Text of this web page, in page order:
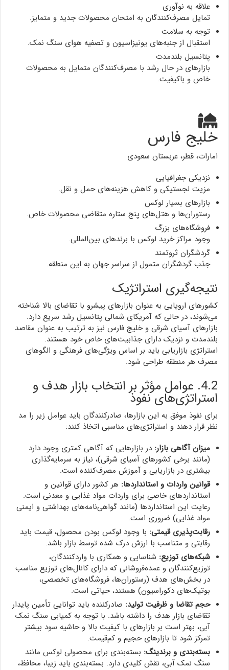
علاقه به نوآوری
تمایل مصرف‌کنندگان به امتحان محصولات جدید و متمایز.
توجه به سلامت
استقبال از جنبه‌های یونیزاسیون و تصفیه هوای سنگ نمک.
پتانسیل بلندمدت
بازارهای در حال رشد با مصرف‌کنندگان متمایل به محصولات
خاص و باکیفیت.
خلیج فارس
امارات، قطر، عربستان سعودی
نزدیکی جغرافیایی
مزیت لجستیکی و کاهش هزینه‌های حمل و نقل.
بازارهای بسیار لوکس
رستوران‌ها و هتل‌های پنج ستاره متقاضی محصولات خاص.
فروشگاه‌های بزرگ
وجود مراکز خرید لوکس با برندهای بین‌المللی.
گردشگران ثروتمند
جذب گردشگران متمول از سراسر جهان به این منطقه.
نتیجه‌گیری استراتژیک
کشورهای اروپایی به عنوان بازارهای پیشرو با تقاضای بالا شناخته
می‌شوند، در حالی که آمریکای شمالی پتانسیل رشد سریع دارد.
بازارهای آسیای شرقی و خلیج فارس نیز به ترتیب به عنوان مقاصد
بلندمدت و نزدیک دارای جذابیت‌های خاص خود هستند.
استراتژی بازاریابی باید بر اساس ویژگی‌های فرهنگی و الگوهای
مصرف هر منطقه طراحی شود.
4.2. عوامل مؤثر بر انتخاب بازار هدف و
استراتژی‌های نفوذ
برای نفوذ موفق به این بازارها، صادرکنندگان باید عوامل زیر را مد
نظر قرار دهند و استراتژی‌های مناسبی اتخاذ کنند:
میزان آگاهی بازار: در بازارهایی که آگاهی کمتری وجود دارد
(مانند برخی کشورهای آسیای شرقی)، نیاز به سرمایه‌گذاری
بیشتری در بازاریابی و آموزش مصرف‌کننده است.
قوانین واردات و استانداردها: هر کشور دارای قوانین و
استانداردهای خاصی برای واردات مواد غذایی و معدنی است.
رعایت این استانداردها (مانند گواهی‌نامه‌های بهداشتی و ایمنی
مواد غذایی) ضروری است.
رقابت‌پذیری قیمتی: با وجود لوکس بودن محصول، قیمت باید
رقابتی و متناسب با ارزش درک شده توسط بازار باشد.
شبکه‌های توزیع: شناسایی و همکاری با واردکنندگان،
توزیع‌کنندگان و عمده‌فروشانی که دارای کانال‌های توزیع مناسب
در بخش‌های هدف (رستوران‌ها، فروشگاه‌های تخصصی،
بوتیک‌های دکوراسیون) هستند، حیاتی است.
حجم تقاضا و ظرفیت تولید: صادرکننده باید توانایی تأمین پایدار
تقاضای بازار هدف را داشته باشد. با توجه به کمیابی سنگ نمک
آبی، بهتر است بر بازارهای با کیفیت بالا و حاشیه سود بیشتر
تمرکز شود تا بازارهای حجیم و کم‌قیمت.
بسته‌بندی و برندینگ: بسته‌بندی برای محصولی لوکس مانند
سنگ نمک آبی، نقش کلیدی دارد. بسته‌بندی باید زیبا، محافظ،